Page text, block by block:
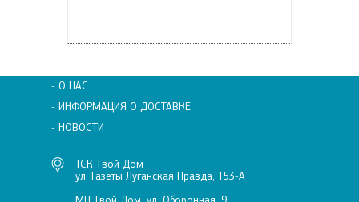
- О НАС
- ИНФОРМАЦИЯ О ДОСТАВКЕ
- НОВОСТИ
ТСК Твой Дом
ул. Газеты Луганская Правда, 153-А